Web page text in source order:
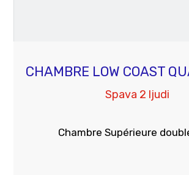
CHAMBRE LOW COAST
Spava 2 ljudi
Chambre Supérieure